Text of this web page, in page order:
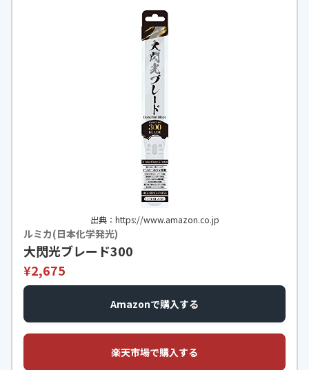
出典：https://www.amazon.co.jp
ルミカ(日本化学発光)
大閃光ブレード300
¥2,675
Amazonで購入する
楽天市場で購入する